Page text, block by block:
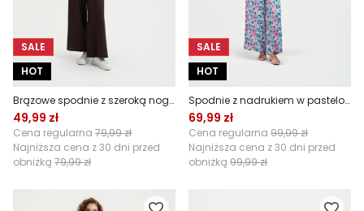
SALE
HOT
Brązowe spodnie z szeroką nogawką
49,99 zł
Cena regularna 79,99 zł
Najniższa cena z 30 dni przed
obniżką 79,99 zł
SALE
HOT
Spodnie z nadrukiem w pastelowe kwiaty
69,99 zł
Cena regularna 99,99 zł
Najniższa cena z 30 dni przed
obniżką 99,99 zł